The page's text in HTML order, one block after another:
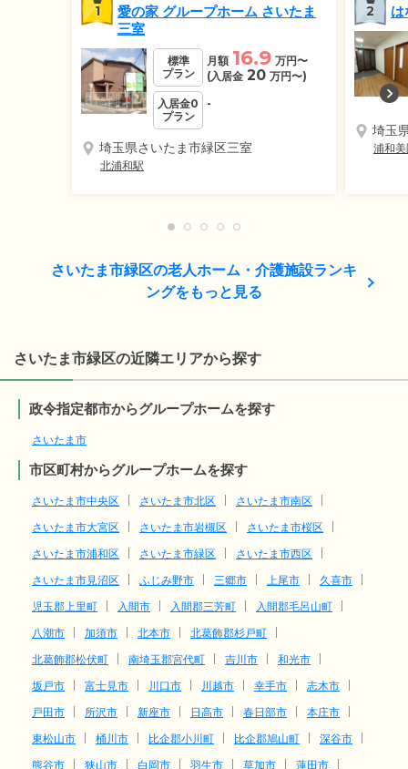
1
愛の家 グループホーム さいたま
三室
標準
プラン
月額 16.9 万円〜
(入居金 20 万円〜)
入居金0
プラン
-
埼玉県さいたま市緑区三室
北浦和駅
2
埼玉
浦和
さいたま市緑区の老人ホーム・介護施設ランキ
ングをもっと見る
さいたま市緑区の近隣エリアから探す
政令指定都市からグループホームを探す
さいたま市
市区町村からグループホームを探す
さいたま市中央区 さいたま市北区
さいたま市南区
さいたま市大宮区
さいたま市岩槻区
さいたま市桜区
さいたま市浦和区
さいたま市緑区
さいたま市西区
さいたま市見沼区
ふじみ野市 三郷市 上尾市
久喜市
児玉郡上里町
入間市 入間郡三芳町
入間郡毛呂山町
八潮市
加須市 北本市
北葛飾郡杉戸町
北葛飾郡松伏町
南埼玉郡宮代町 吉川市
和光市
坂戸市
富士見市 川口市 川越市 幸手市
志木市
戸田市
所沢市 新座市 日高市 春日部市
本庄市
東松山市
桶川市 比企郡小川町 比企郡鳩山町
深谷市
熊谷市
狭山市 白岡市 羽生市 草加市
蓮田市